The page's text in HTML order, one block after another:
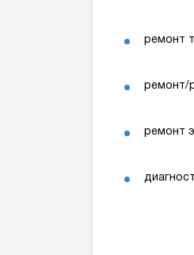
ремонт
ремонт/
ремонт